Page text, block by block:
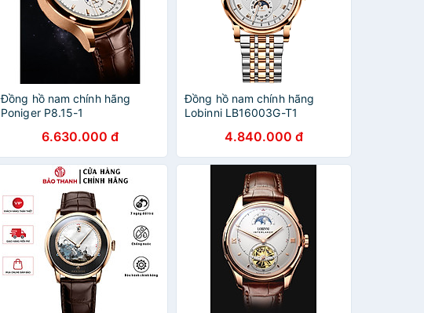
Đồng hồ nam chính hãng
Poniger P8.15-1
6.630.000 đ
Đồng hồ nam chính hãng
Lobinni LB16003G-T1
4.840.000 đ